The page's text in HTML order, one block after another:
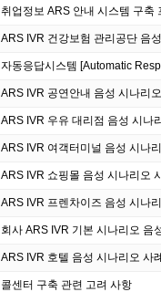
취업정보 ARS 안내 시스템 구축
ARS IVR 건강보험 관리공단 음
자동응답시스템 [Automatic
ARS IVR 공연안내 음성 시나리
ARS IVR 우유 대리점 음성 시나
ARS IVR 여객터미널 음성 시나
ARS IVR 쇼핑몰 음성 시나리오
ARS IVR 프렌차이즈 음성 시나
회사 ARS IVR 기본 시나리오 음
ARS IVR 호텔 음성 시나리오 사
콜센터 구축 관련 고려 사항